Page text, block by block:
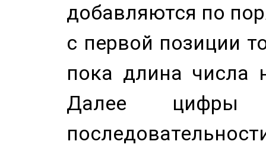
добавляются по
с первой позиции
пока длина числа
Далее цифры